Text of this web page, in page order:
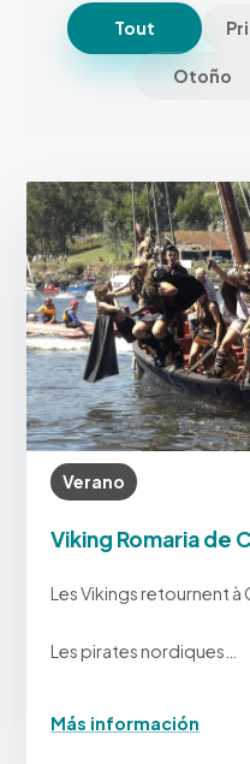
Tout
Otoño
Verano
Viking Romaria de
Les Vikings retournent à
Les pirates nordiques…
Más información